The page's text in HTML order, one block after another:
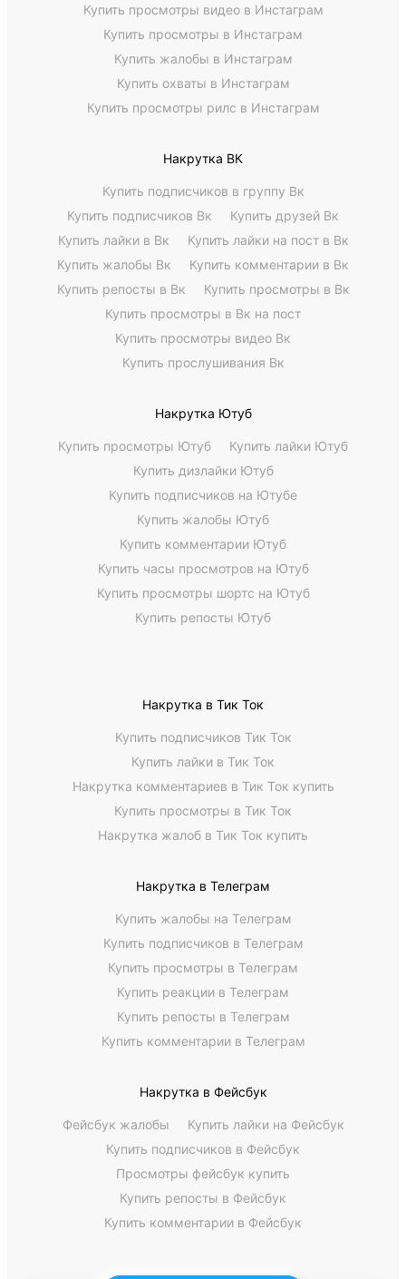
Купить просмотры видео в Инстаграм
Купить просмотры в Инстаграм
Купить жалобы в Инстаграм
Купить охваты в Инстаграм
Купить просмотры рилс в Инстаграм
Накрутка ВК
Купить подписчиков в группу Вк
Купить подписчиков Вк
Купить друзей Вк
Купить лайки в Вк
Купить лайки на пост в Вк
Купить жалобы Вк
Купить комментарии в Вк
Купить репосты в Вк
Купить просмотры в Вк
Купить просмотры в Вк на пост
Купить просмотры видео Вк
Купить прослушивания Вк
Накрутка Ютуб
Купить просмотры Ютуб
Купить лайки Ютуб
Купить дизлайки Ютуб
Купить подписчиков на Ютубе
Купить жалобы Ютуб
Купить комментарии Ютуб
Купить часы просмотров на Ютуб
Купить просмотры шортс на Ютуб
Купить репосты Ютуб
Накрутка в Тик Ток
Купить подписчиков Тик Ток
Купить лайки в Тик Ток
Накрутка комментариев в Тик Ток купить
Купить просмотры в Тик Ток
Накрутка жалоб в Тик Ток купить
Накрутка в Телеграм
Купить жалобы на Телеграм
Купить подписчиков в Телеграм
Купить просмотры в Телеграм
Купить реакции в Телеграм
Купить репосты в Телеграм
Купить комментарии в Телеграм
Накрутка в Фейсбук
Фейсбук жалобы
Купить лайки на Фейсбук
Купить подписчиков в Фейсбук
Просмотры фейсбук купить
Купить репосты в Фейсбук
Купить комментарии в Фейсбук